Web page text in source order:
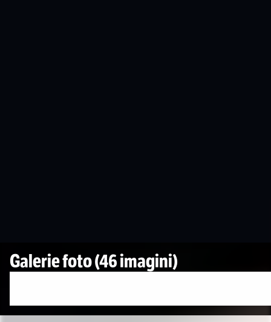
Galerie foto(46 imagini)